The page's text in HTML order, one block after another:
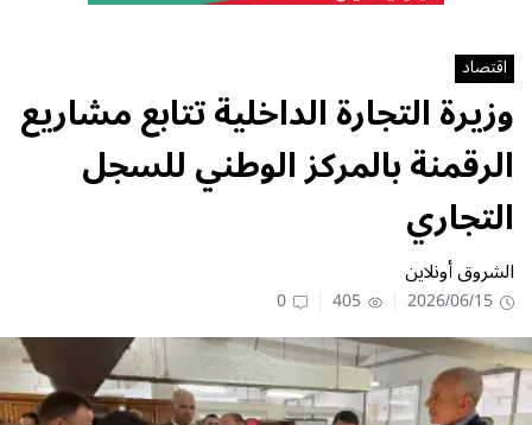
اقتصاد
وزيرة التجارة الداخلية تتابع مشاريع
الرقمنة بالمركز الوطني للسجل
التجاري
الشروق أونلاين
2026/06/15
405
0